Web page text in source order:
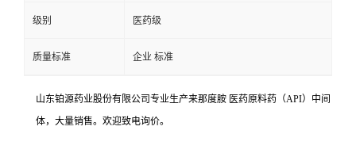
级别 医药级
质量标准 企业 标准
山东铂源药业股份有限公司专业生产来那度胺 医药原料药（API）中间
体，大量销售。欢迎致电询价。